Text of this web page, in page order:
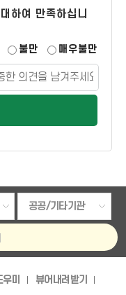
하여 만족하십니
불만 매우불만
공공/기타기관
미
뷰어내려받기